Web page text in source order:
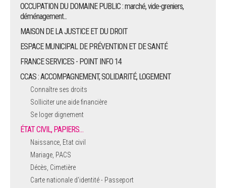
OCCUPATION DU DOMAINE PUBLIC : marché, vide-greniers,
déménagement...
MAISON DE LA JUSTICE ET DU DROIT
ESPACE MUNICIPAL DE PRÉVENTION ET DE SANTÉ
FRANCE SERVICES - POINT INFO 14
CCAS : ACCOMPAGNEMENT, SOLIDARITÉ, LOGEMENT
Connaître ses droits
Solliciter une aide financière
Se loger dignement
ÉTAT CIVIL, PAPIERS…
Naissance, Etat civil
Mariage, PACS
Décès, Cimetière
Carte nationale d'identité - Passeport